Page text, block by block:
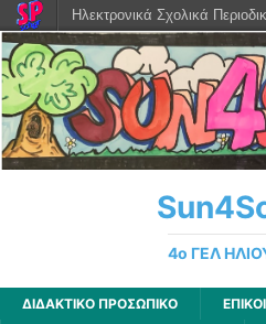
4ο ΓΕΛ
ΔΙΔΑΚΤΙΚΟ ΠΡΟΣΩΠΙΚΟ
Ηλεκτρονικά Σχολικά